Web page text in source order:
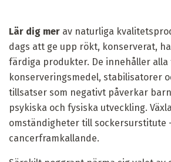
Lär dig mer av naturliga
dags att ge upp rökt, konserverat,
färdiga produkter. De innehåller alla
konserveringsmedel, stabilisatorer
tillsatser som negativt påverkar
psykiska och fysiska utveckling.
omständigheter till sockersurstitute
cancerframkallande.